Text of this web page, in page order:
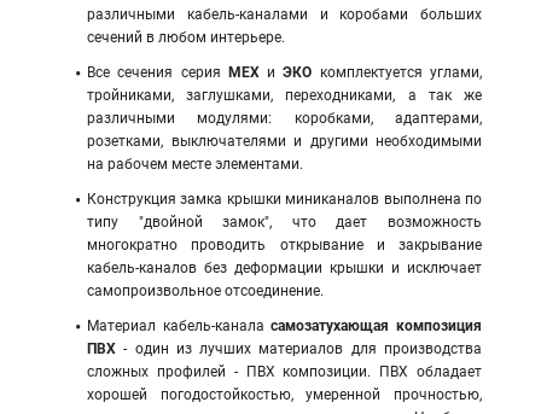
различными кабель-каналами и коробами больших
сечений в любом интерьере.
Все сечения серия МЕХиЭКО комплектуется углами,
тройниками, заглушками, переходниками, а так же
различными модулями: коробками, адаптерами,
розетками, выключателями и другими необходимыми
на рабочем месте элементами.
Конструкция замка крышки миниканалов выполнена по
типу "двойной замок", что дает возможность
многократно проводить открывание и закрывание
кабель-каналов без деформации крышки и исключает
самопроизвольное отсоединение.
Материал кабель-каналасамозатухающая композиция
ПВХ - один из лучших материалов для производства
сложных профилей - ПВХ композиции. ПВХ обладает
хорошей погодостойкостью, умеренной прочностью,